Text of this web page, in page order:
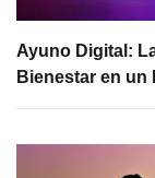
Ayuno Digital:
Bienestar en un